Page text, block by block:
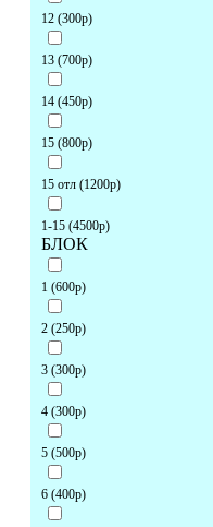
12 (300р)
13 (700р)
14 (450р)
15 (800р)
15 отл (1200р)
1-15 (4500р)
БЛОК
1 (600р)
2 (250р)
3 (300р)
4 (300р)
5 (500р)
6 (400р)